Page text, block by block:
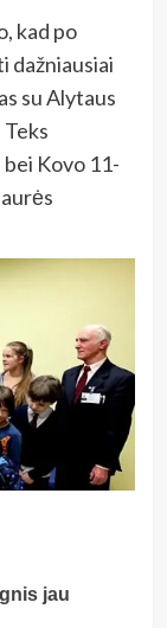
kad po
dažniausiai
su Alytaus
Kovo 11-
jau